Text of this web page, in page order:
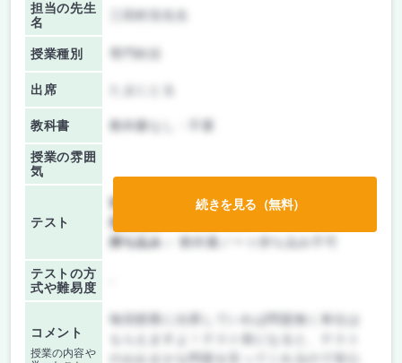
担当の先生
名
授業種別
出席
教科書 教科書なし・不要
授業の雰囲
気
テスト
前期/中間：
テストのみ
後期/期末：
持ち込み：
教科書ノート持ち込み不可
テストの方
式や難易度
コメント
授業の内容や
毎回授業に出席していれば問題無く単位は
続きを見る（無料）